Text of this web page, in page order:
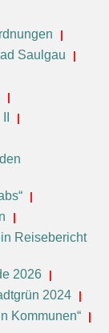
Saulgau
Reisebericht
2026
2024
Kommunen“